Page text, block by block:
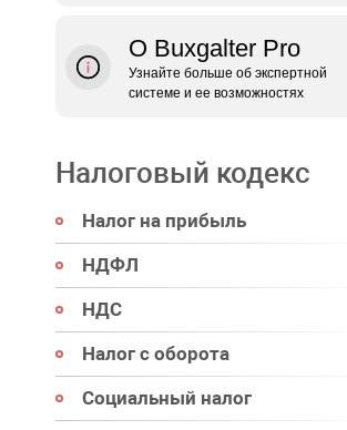
О Buxgalter Pro
Узнайте больше об экспертной
системе и ее возможностях
Налоговый кодекс
Налог на прибыль
НДФЛ
НДС
Налог с оборота
Социальный налог